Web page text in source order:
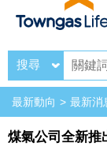
搜尋
最新動向 最新消
煤氣公司全新推